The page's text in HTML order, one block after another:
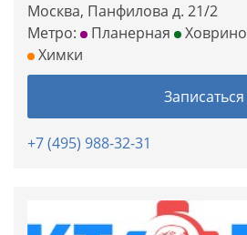
Москва, Панфилова д. 21/2
Метро:
Планерная Ховрино
Химки
Записаться
+7 (495) 988-32-31